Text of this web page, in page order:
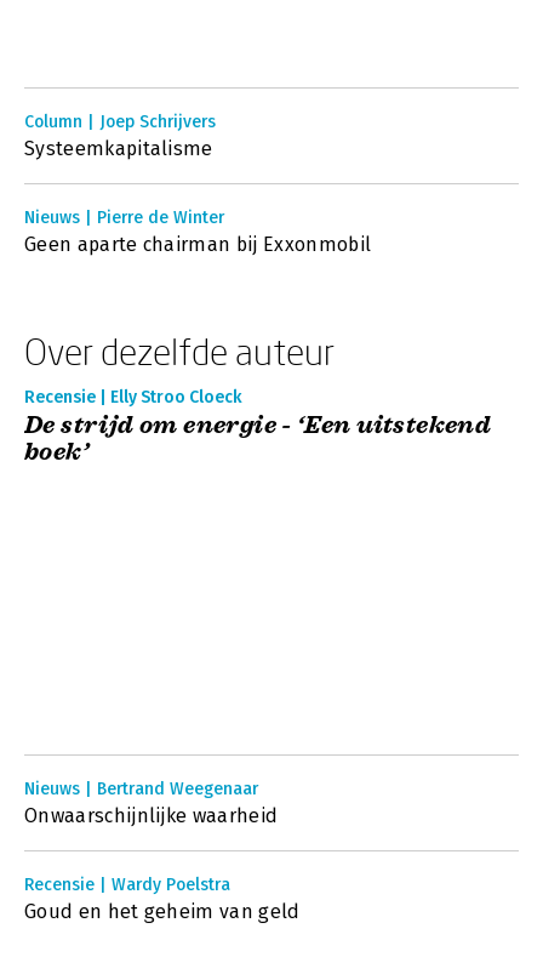
Column | Joep Schrijvers
Systeemkapitalisme
Nieuws | Pierre de Winter
Geen aparte chairman bij Exxonmobil
Over dezelfde auteur
Recensie | Elly Stroo Cloeck
De strijd om energie - ‘Een uitstekend
boek’
Nieuws | Bertrand Weegenaar
Onwaarschijnlijke waarheid
Recensie | Wardy Poelstra
Goud en het geheim van geld